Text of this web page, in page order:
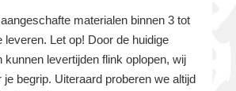
materialen binnen 3 tot
leveren. Let op! Door de huidige
kunnen levertijden flink oplopen, wij
begrip. Uiteraard proberen we altijd